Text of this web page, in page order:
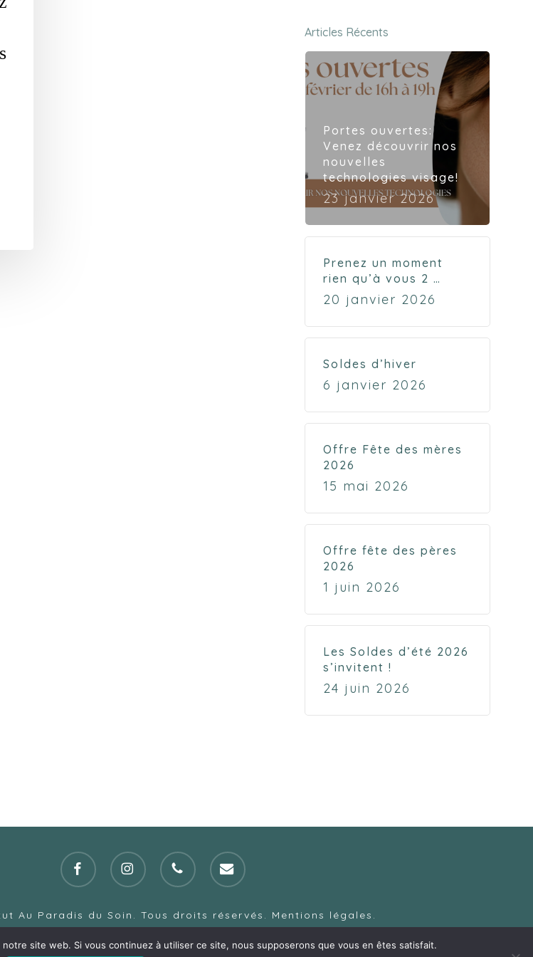
Articles Récents
Portes ouvertes:
Venez découvrir nos
nouvelles
technologies visage!
23 janvier 2026
Prenez un moment
rien qu’à vous 2 …
20 janvier 2026
Soldes d’hiver
6 janvier 2026
Offre Fête des mères
2026
15 mai 2026
Offre fête des pères
2026
1 juin 2026
Les Soldes d’été 2026
s’invitent !
24 juin 2026
facebookinstagramphone email
Au Paradis du Soin. Tous droits réservés. Mentions légales .
CréationAtelier Com'Personne.
site web. Si vous continuez à utiliser ce site, nous supposerons que vous en êtes satisfait.